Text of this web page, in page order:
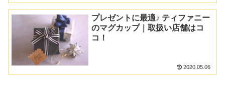
プレゼントに最適♪ ティファニー
のマグカップ｜取扱い店舗はコ
コ！
2020.05.06